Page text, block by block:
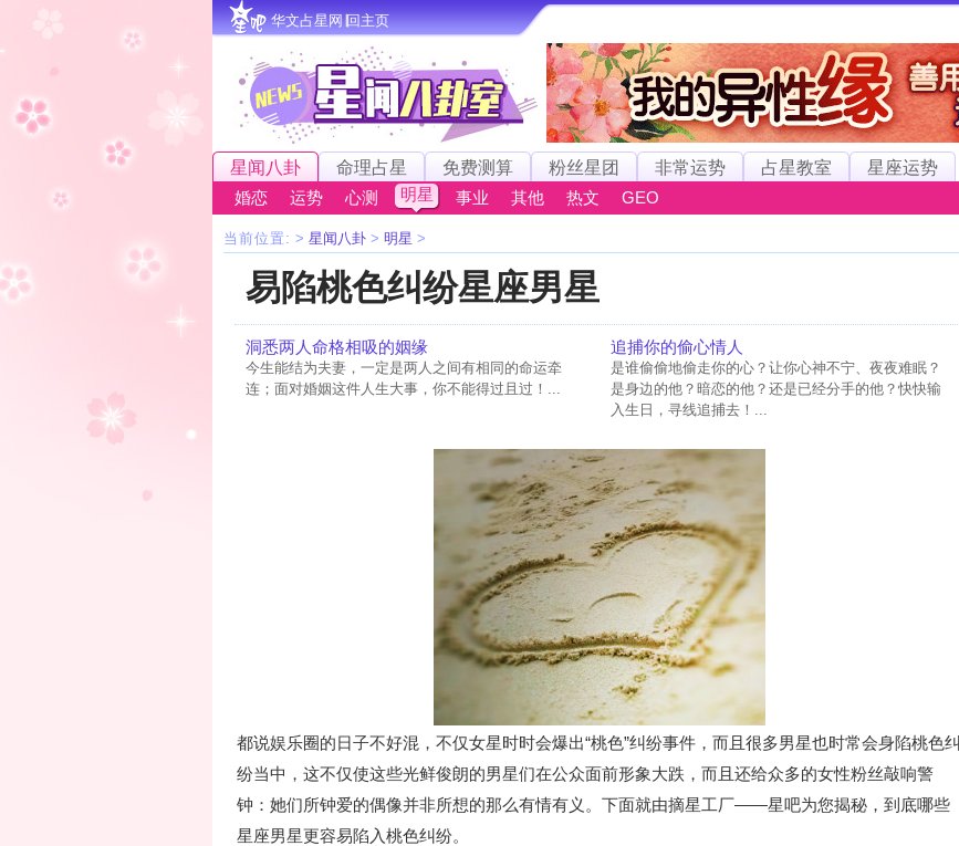
华文占星网∣回主页
星闻八卦 命理占星 免费测算 粉丝星团 非常运势 占星教室
星座运势
婚恋
运势 心测 明星 事业 其他 热文 GEO
当前位置: > 星闻八卦 > 明星 >
易陷桃色纠纷星座男星
洞悉两人命格相吸的姻缘
今生能结为夫妻，一定是两人之间有相同的命运牵
连；面对婚姻这件人生大事，你不能得过且过！...
追捕你的偷心情人
是谁偷偷地偷走你的心？让你心神不宁、夜夜难眠？
是身边的他？暗恋的他？还是已经分手的他？快快输
入生日，寻线追捕去！...
都说娱乐圈的日子不好混，不仅女星时时会爆出“桃色”纠纷事件，而且很多男星也时常会身陷桃色纠
纷当中，这不仅使这些光鲜俊朗的男星们在公众面前形象大跌，而且还给众多的女性粉丝敲响警
钟：她们所钟爱的偶像并非所想的那么有情有义。下面就由摘星工厂——星吧为您揭秘，到底哪些
星座男星更容易陷入桃色纠纷。